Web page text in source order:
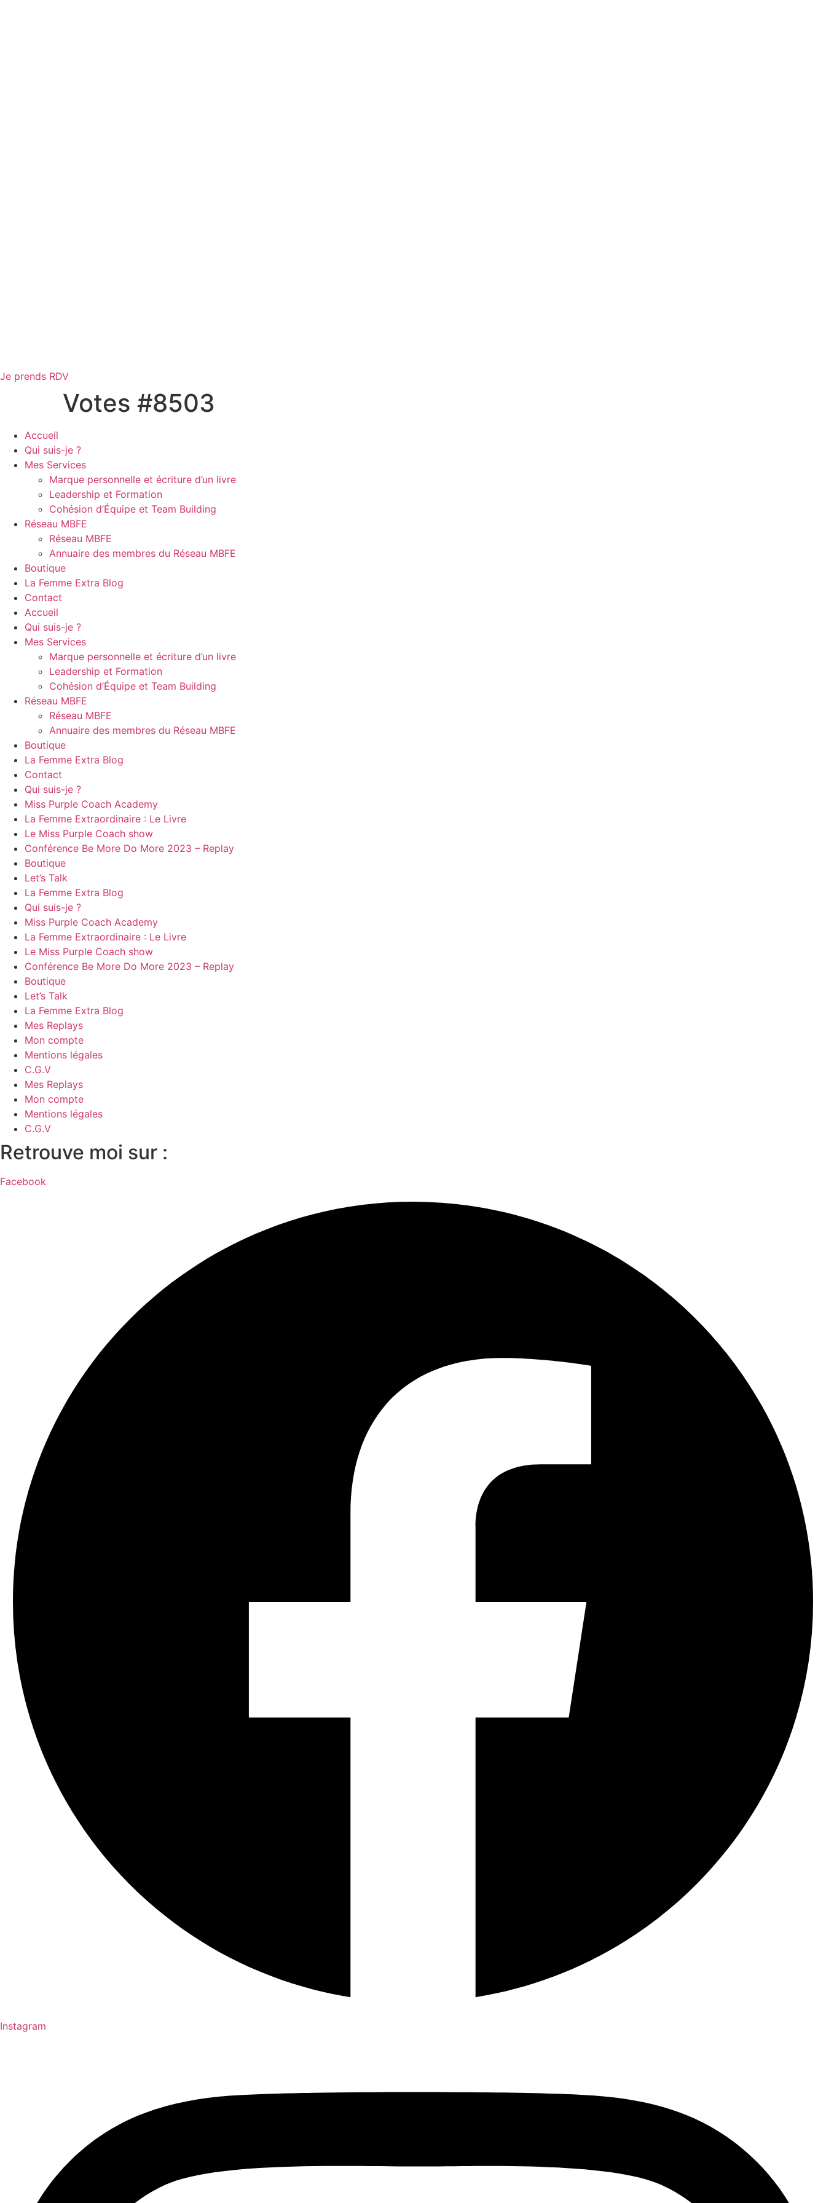
Je prends RDV
Votes #8503
Accueil
Qui suis-je ?
Mes Services
Marque personnelle et écriture d’un livre
Leadership et Formation
Cohésion d’Équipe et Team Building
Réseau MBFE
Réseau MBFE
Annuaire des membres du Réseau MBFE
Boutique
La Femme Extra Blog
Contact
Accueil
Qui suis-je ?
Mes Services
Marque personnelle et écriture d’un livre
Leadership et Formation
Cohésion d’Équipe et Team Building
Réseau MBFE
Réseau MBFE
Annuaire des membres du Réseau MBFE
Boutique
La Femme Extra Blog
Contact
Qui suis-je ?
Miss Purple Coach Academy
La Femme Extraordinaire : Le Livre
Le Miss Purple Coach show
Conférence Be More Do More 2023 – Replay
Boutique
Let’s Talk
La Femme Extra Blog
Qui suis-je ?
Miss Purple Coach Academy
La Femme Extraordinaire : Le Livre
Le Miss Purple Coach show
Conférence Be More Do More 2023 – Replay
Boutique
Let’s Talk
La Femme Extra Blog
Mes Replays
Mon compte
Mentions légales
C.G.V
Mes Replays
Mon compte
Mentions légales
C.G.V
Retrouve moi sur :
Facebook
Instagram